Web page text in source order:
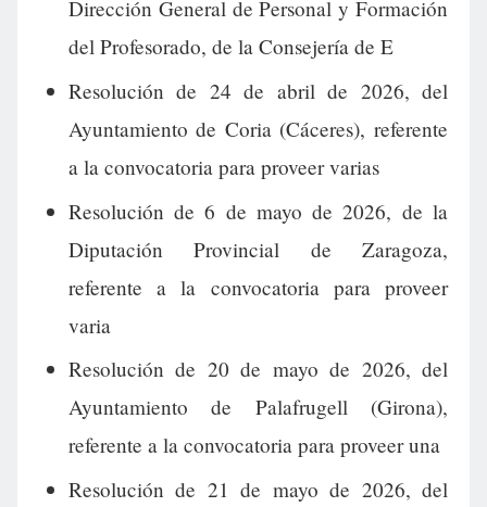
Dirección General de Personal y Formación
del Profesorado, de la Consejería de E
Resolución de 24 de abril de 2026, del
Ayuntamiento de Coria (Cáceres), referente
a la convocatoria para proveer varias
Resolución de 6 de mayo de 2026, de la
Diputación Provincial de Zaragoza,
referente a la convocatoria para proveer
varia
Resolución de 20 de mayo de 2026, del
Ayuntamiento de Palafrugell (Girona),
referente a la convocatoria para proveer una
Resolución de 21 de mayo de 2026, del